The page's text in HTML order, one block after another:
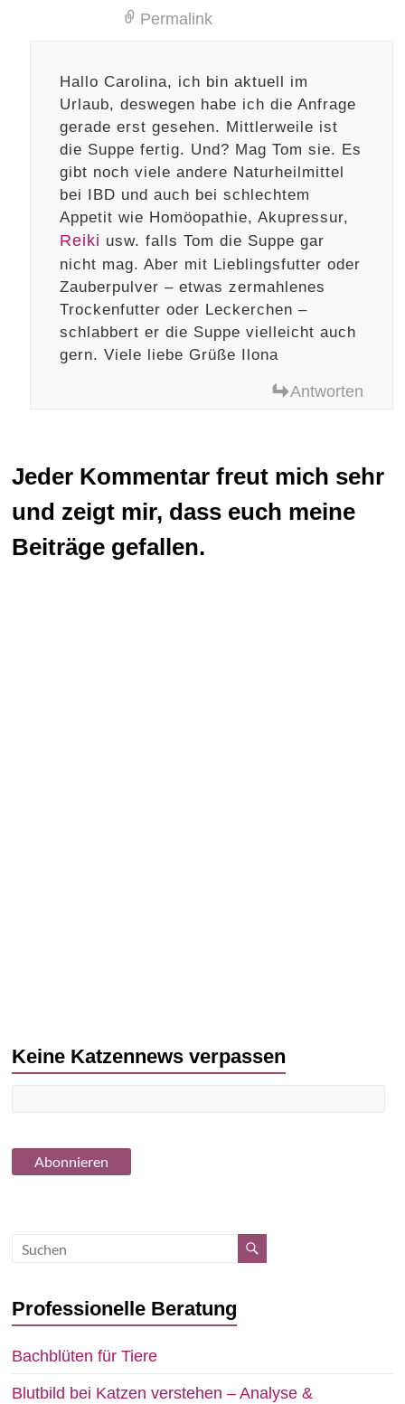
Permalink
Hallo Carolina, ich bin aktuell im
Urlaub, deswegen habe ich die Anfrage
gerade erst gesehen. Mittlerweile ist
die Suppe fertig. Und? Mag Tom sie. Es
gibt noch viele andere Naturheilmittel
bei IBD und auch bei schlechtem
Appetit wie Homöopathie, Akupressur,
Reiki usw. falls Tom die Suppe gar
nicht mag. Aber mit Lieblingsfutter oder
Zauberpulver – etwas zermahlenes
Trockenfutter oder Leckerchen –
schlabbert er die Suppe vielleicht auch
gern. Viele liebe Grüße Ilona
Antworten
Jeder Kommentar freut mich sehr
und zeigt mir, dass euch meine
Beiträge gefallen.
Keine Katzennews verpassen
Professionelle Beratung
Bachblüten für Tiere
Blutbild bei Katzen verstehen – Analyse &